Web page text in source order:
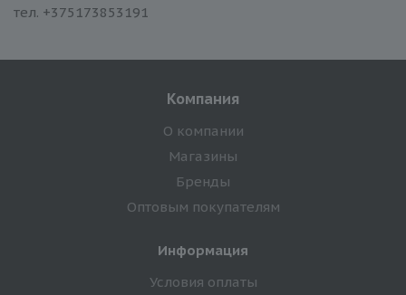
тел. +375173853191
Компания
О компании
Магазины
Бренды
Оптовым покупателям
Информация
Условия оплаты